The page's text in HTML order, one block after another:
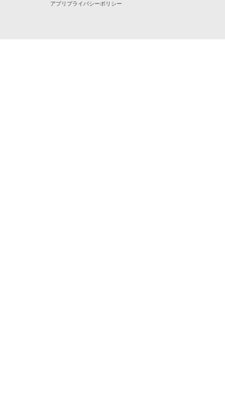
アプリプライバシーポリシー